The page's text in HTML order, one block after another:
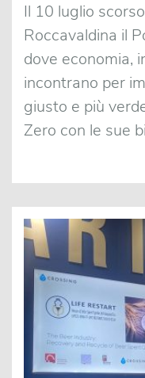
Il 10 luglio
Roccavaldina il
dove economia,
incontrano per
giusto e più
Zero con le sue